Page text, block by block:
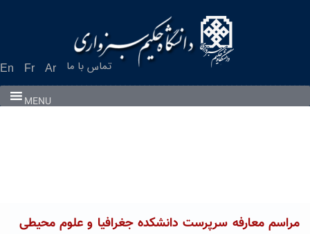
En Fr Ar تماس با ما
MENU
مراسم معارفه سرپرست دانشکده جغرافیا و علوم محیطی